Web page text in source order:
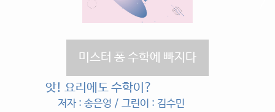
미스터 퐁 수학에 빠지다
앗! 요리에도 수학이?
저자 : 송은영 / 그린이 : 김수민